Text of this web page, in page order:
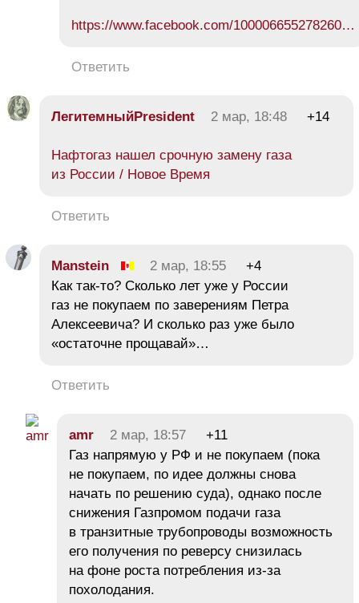
https://www.facebook.com/100006655278260…
Ответить
ЛегитемныйPresident 2 мар, 18:48 +14
Нафтогаз нашел срочную замену газа
из России / Новое Время
Ответить
Manstein 2 мар, 18:55
+4
Как так-то? Сколько лет уже у России
газ не покупаем по заверениям Петра
Алексеевича? И сколько раз уже было
«остаточне прощавай»…
Ответить
amr 2 мар, 18:57
+11
Газ напрямую у РФ и не покупаем (пока
не покупаем, по идее должны снова
начать по решению суда), однако после
снижения Газпромом подачи газа
в транзитные трубопроводы возможность
его получения по реверсу снизилась
на фоне роста потребления из-за
похолодания.